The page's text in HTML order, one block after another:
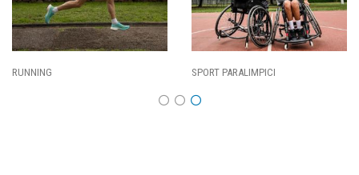
SPORT PARALIMPICI